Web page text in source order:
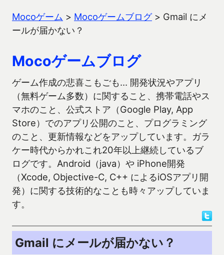
Mocoゲーム > Mocoゲームブログ> Gmail にメ
ールが届かない？
Mocoゲームブログ
ゲーム作成の悲喜こもごも… 開発状況やアプリ
（無料ゲーム多数）に関すること、携帯電話やス
マホのこと、公式ストア（Google Play, App
Store）でのアプリ公開のこと、プログラミング
のこと、更新情報などをアップしています。ガラ
ケー時代からかれこれ20年以上継続しているブ
ログです。Android（java）や iPhone開発
（Xcode, Objective-C, C++ によるiOSアプリ開
発）に関する技術的なことも時々アップしていま
す。
Gmail にメールが届かない？